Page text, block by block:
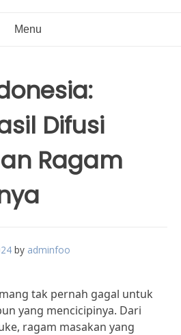
Menu
Difusi
Ragam
by adminfoo
tak pernah gagal untuk
yang mencicipinya. Dari
ragam masakan yang